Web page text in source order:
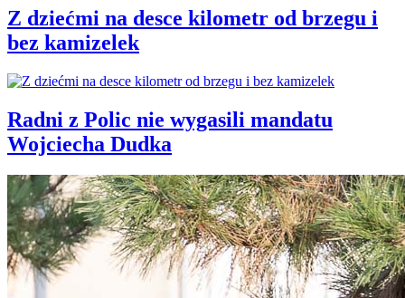
Z dziećmi na desce kilometr od brzegu i
bez kamizelek
Radni z Polic nie wygasili mandatu
Wojciecha Dudka